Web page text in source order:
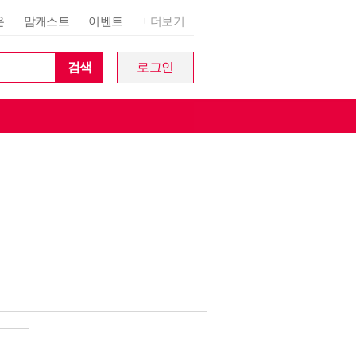
맘캐스트 이벤트 + 더보기
검색 로그인